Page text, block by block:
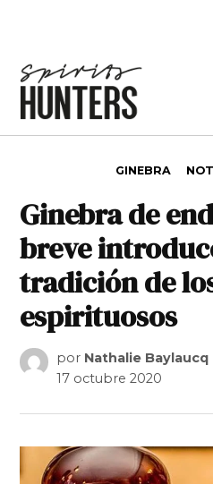
GINEBRA
Ginebra de
breve
tradición de
espirituosos
por Nathalie Baylaucq
17 octubre 2020